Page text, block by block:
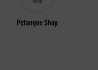
Petanque Shop